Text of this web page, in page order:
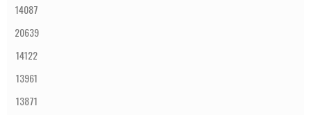
14087
20639
14122
13961
13871